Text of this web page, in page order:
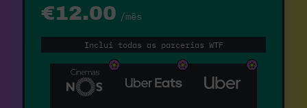
€12.00 /mês
Inclui todas as parcerias WTF